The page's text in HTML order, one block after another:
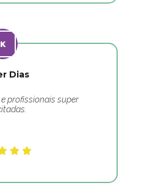
Dias
profissionais super